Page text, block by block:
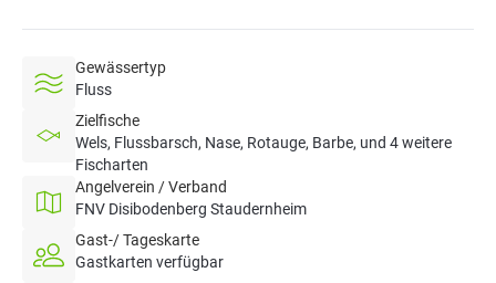
Gewässertyp
Fluss
Zielfische
Wels, Flussbarsch, Nase, Rotauge, Barbe, und 4 weitere
Fischarten
Angelverein / Verband
FNV Disibodenberg Staudernheim
Gast-/ Tageskarte
Gastkarten verfügbar